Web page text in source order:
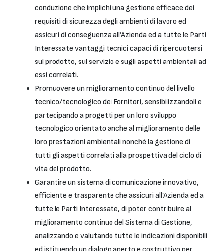
conduzione che implichi una gestione efficace dei
requisiti di sicurezza degli ambienti di lavoro ed
assicuri di conseguenza all’Azienda ed a tutte le Parti
Interessate vantaggi tecnici capaci di ripercuotersi
sul prodotto, sul servizio e sugli aspetti ambientali ad
essi correlati.
Promuovere un miglioramento continuo del livello
tecnico/tecnologico dei Fornitori, sensibilizzandoli e
partecipando a progetti per un loro sviluppo
tecnologico orientato anche al miglioramento delle
loro prestazioni ambientali nonché la gestione di
tutti gli aspetti correlati alla prospettiva del ciclo di
vita del prodotto.
Garantire un sistema di comunicazione innovativo,
efficiente e trasparente che assicuri all’Azienda ed a
tutte le Parti Interessate, di poter contribuire al
miglioramento continuo del Sistema di Gestione,
analizzando e valutando tutte le indicazioni disponibili